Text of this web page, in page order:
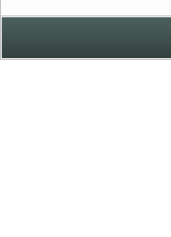
<td>455</td>
</table>